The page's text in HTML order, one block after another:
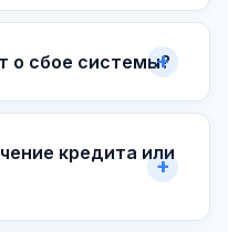
о сбое системы?
кредита или